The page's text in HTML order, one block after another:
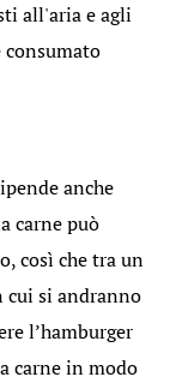
all'aria e agli
consumato
anche
carne può
così che tra un
cui si andranno
l’hamburger
carne in modo